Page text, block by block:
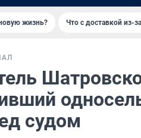
жизнь? Что с доставкой из-
судом